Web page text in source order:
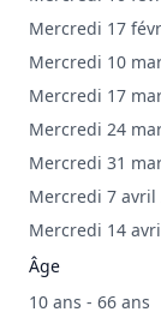
Mercredi 17
Mercredi 10
Mercredi 17
Mercredi 24
Mercredi 31
Mercredi 7 avril
Mercredi 14
Âge
10 ans - 66 ans